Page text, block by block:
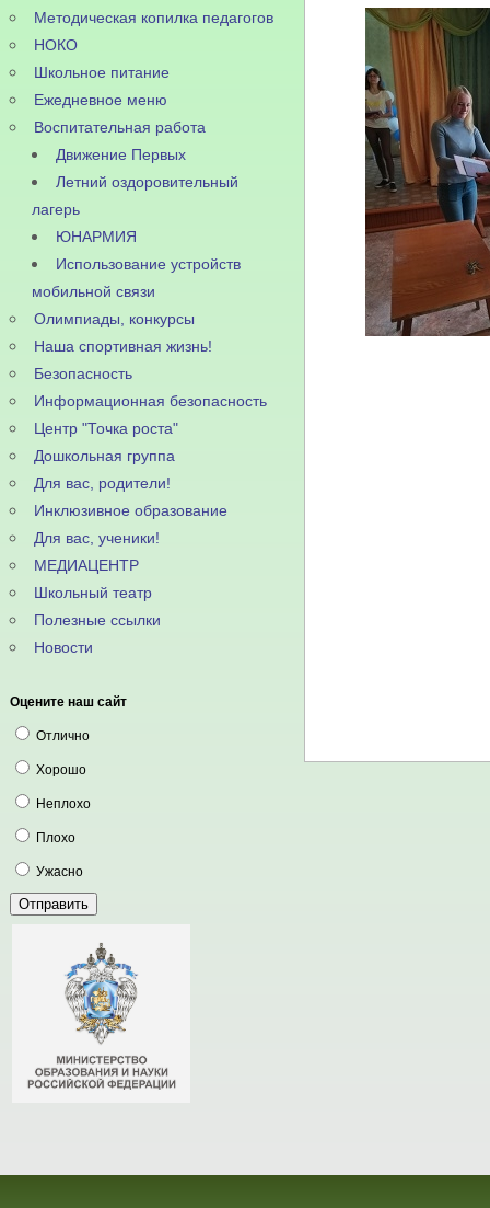
Методическая копилка педагогов
НОКО
Школьное питание
Ежедневное меню
Воспитательная работа
Движение Первых
Летний оздоровительный
лагерь
ЮНАРМИЯ
Использование устройств
мобильной связи
Олимпиады, конкурсы
Наша спортивная жизнь!
Безопасность
Информационная безопасность
Центр "Точка роста"
Дошкольная группа
Для вас, родители!
Инклюзивное образование
Для вас, ученики!
МЕДИАЦЕНТР
Школьный театр
Полезные ссылки
Новости
Оцените наш сайт
Отлично
Хорошо
Неплохо
Плохо
Ужасно